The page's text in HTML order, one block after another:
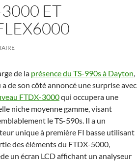
ET
de la présence du TS-990s à Dayton,
a de son côté annoncé une surprise avec
FTDX-3000qui occupera une
niche moyenne gamme, visant
le TS-590s. Il a un
unique à première FI basse utilisant
des éléments du FTDX-5000,
un écran LCD affichant un analyseur